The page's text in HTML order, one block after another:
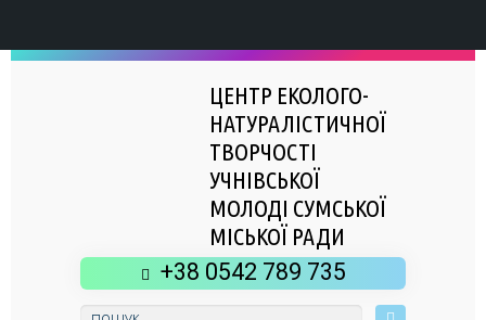
ЦЕНТР ЕКОЛОГО-
НАТУРАЛІСТИЧНОЇ
ТВОРЧОСТІ
УЧНІВСЬКОЇ
МОЛОДІ СУМСЬКОЇ
МІСЬКОЇ РАДИ
+38 0542 789 735